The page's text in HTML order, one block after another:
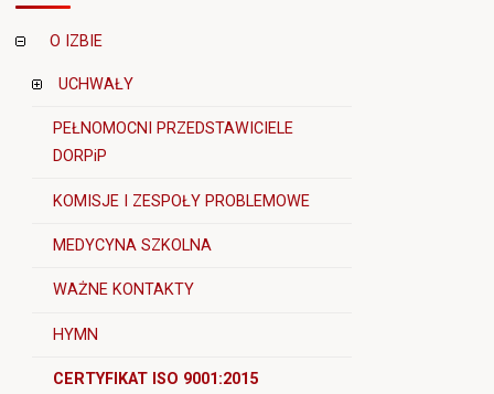
O IZBIE
UCHWAŁY
PEŁNOMOCNI PRZEDSTAWICIELE
DORPiP
KOMISJE I ZESPOŁY PROBLEMOWE
MEDYCYNA SZKOLNA
WAŻNE KONTAKTY
HYMN
CERTYFIKAT ISO 9001:2015